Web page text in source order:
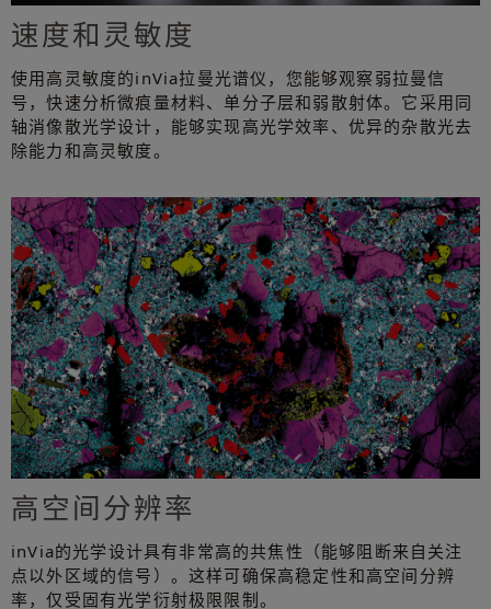
速度和灵敏度
使用高灵敏度的inVia拉曼光谱仪，您能够观察弱拉曼信
号，快速分析微痕量材料、单分子层和弱散射体。它采用同
轴消像散光学设计，能够实现高光学效率、优异的杂散光去
除能力和高灵敏度。
高空间分辨率
inVia的光学设计具有非常高的共焦性（能够阻断来自关注
点以外区域的信号）。这样可确保高稳定性和高空间分辨
率，仅受固有光学衍射极限限制。